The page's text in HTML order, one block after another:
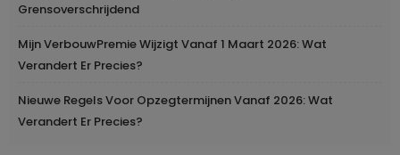
Grensoverschrijdend
Mijn VerbouwPremie Wijzigt Vanaf 1 Maart 2026: Wat
Verandert Er Precies?
Nieuwe Regels Voor Opzegtermijnen Vanaf 2026: Wat
Verandert Er Precies?